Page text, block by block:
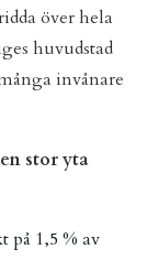
över hela
huvudstad
invånare
stor yta
på 1,5 % av